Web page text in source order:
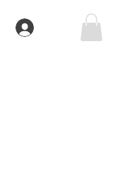
تسجيل الدخول